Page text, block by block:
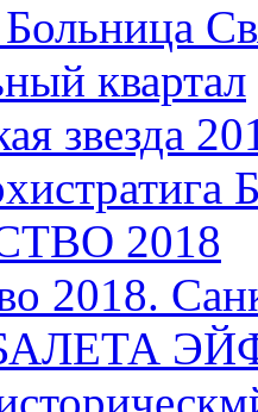
квартал
звезда
2018
2018.